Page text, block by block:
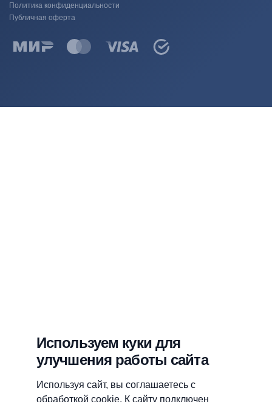
Политика конфиденциальности
Публичная оферта
Используем куки для
улучшения работы сайта
Используя сайт, вы соглашаетесь с
обработкой cookie. К сайту подключен